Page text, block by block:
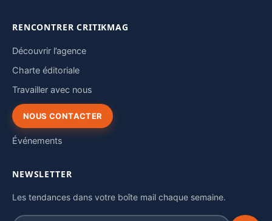
RENCONTRER CRITIKMAG
Découvrir l’agence
Charte éditoriale
Travailler avec nous
NOUS CONTACTER
Événements
NEWSLETTER
Les tendances dans votre boîte mail chaque semaine.